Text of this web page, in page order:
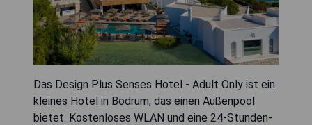
Das Design Plus Senses Hotel - Adult Only ist ein
kleines Hotel in Bodrum, das einen Außenpool
bietet. Kostenloses WLAN und eine 24-Stunden-